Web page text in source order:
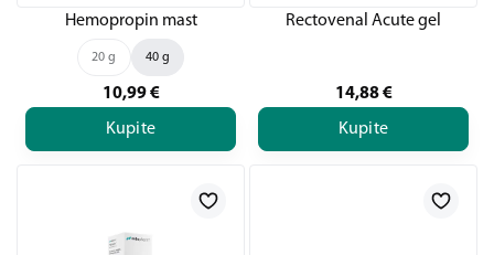
Hemopropin mast
20 g 40 g
10,99 €
Kupite
Rectovenal Acute gel
14,88 €
Kupite